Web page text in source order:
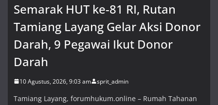
Semarak HUT ke-81 RI, Rutan
Tamiang Layang Gelar Aksi Donor
Darah, 9 Pegawai Ikut Donor
Darah
10 Agustus, 2026, 9:03 am sprit_admin
Tamiang Layang, forumhukum.online – Rumah Tahanan